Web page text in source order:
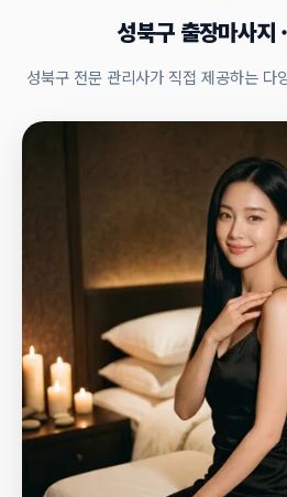
성북구 출장마사지
성북구 전문 관리사가 직접 제공하는 다